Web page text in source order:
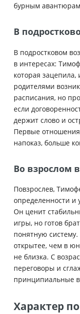
бурным авантюрам
В
В подростковом
в интересах:
которая
родителями
расписания, но
если
держит слово и
Первые
напоказ, больше
Во взрослом
Повзрослев,
определенности и
Он ценит
игры, но готов
понятную
открытее, чем в
не близка. С
переговоры и
принципиальные
Характер